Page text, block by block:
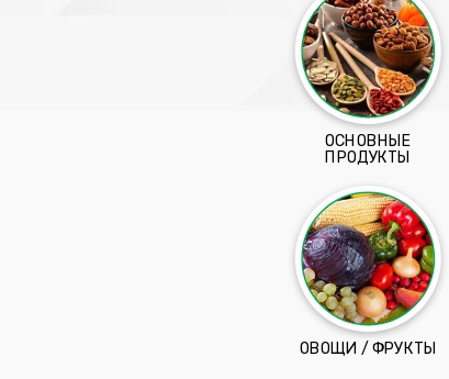
ОСНОВНЫЕ
ПРОДУКТЫ
ОВОЩИ / ФРУКТЫ